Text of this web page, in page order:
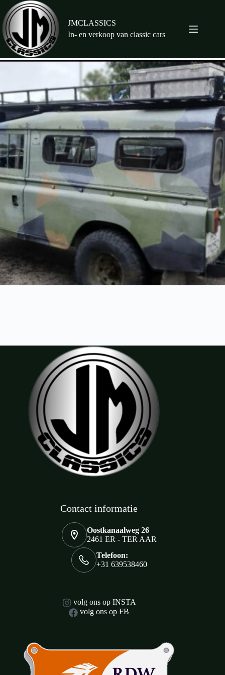
naar
de
inhoud
JMCLASSICS
In- en verkoop van classic cars
Contact informatie
Oostkanaalweg 26
2461 ER - TER AAR
Telefoon:
+31 639538460
volg ons op INSTA
volg ons op FB